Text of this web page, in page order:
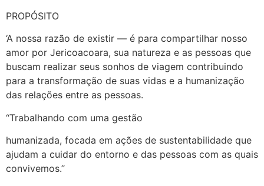
PROPÓSITO
‘A nossa razão de existir — é para compartilhar nosso
amor por Jericoacoara, sua natureza e as pessoas que
buscam realizar seus sonhos de viagem contribuindo
para a transformação de suas vidas e a humanização
das relações entre as pessoas.
‘‘Trabalhando com uma gestão
humanizada, focada em ações de sustentabilidade que
ajudam a cuidar do entorno e das pessoas com as quais
convivemos.’’